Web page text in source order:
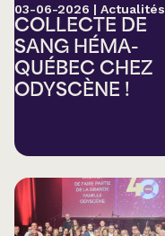
03-06-2026 | Actualités
COLLECTE DE
SANG HÉMA-
QUÉBEC CHEZ
ODYSCÈNE !